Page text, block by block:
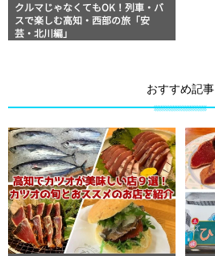
クルマじゃなくてもOK！列車・バ
スで楽しむ高知・西部の旅「安
芸・北川編」
おすすめ記事